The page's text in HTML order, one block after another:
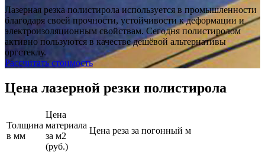
Лазерная резка полистирола используется в промышленности
благодаря своей прочности, устойчивости к деформации и
электроизоляционным свойствам. Сегодня полистиролом
активно пользуются в качестве дешёвой альтернативы
оргстеклу.
Рассчитать стоимость
Цена лазерной резки полистирола
Толщина
в мм
Цена
материала
за м2
(руб.)
Цена реза за погонный м